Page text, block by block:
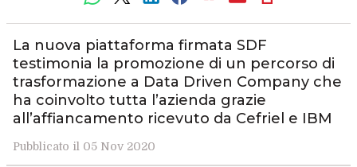
La nuova piattaforma firmata SDF
testimonia la promozione di un percorso di
trasformazione a Data Driven Company che
ha coinvolto tutta l’azienda grazie
all’affiancamento ricevuto da Cefriel e IBM
Pubblicato il 05 Nov 2020